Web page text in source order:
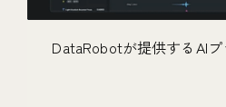
DataRobotが提供するAI